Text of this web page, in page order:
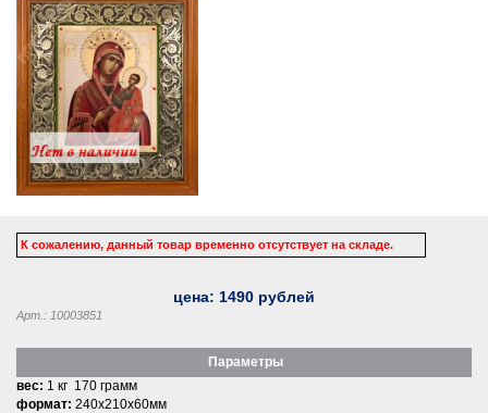
К сожалению, данный товар временно отсутствует на складе.
цена: 1490 рублей
Арт.: 10003851
Параметры
вес: 1 кг 170 грамм
формат: 240x210x60мм